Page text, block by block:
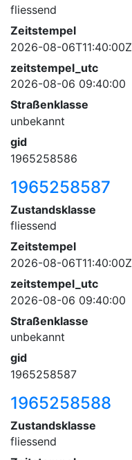
fliessend
Zeitstempel
2026-08-06T11:40:00Z
zeitstempel_utc
2026-08-06 09:40:00
Straßenklasse
unbekannt
gid
1965258586
1965258587
Zustandsklasse
fliessend
Zeitstempel
2026-08-06T11:40:00Z
zeitstempel_utc
2026-08-06 09:40:00
Straßenklasse
unbekannt
gid
1965258587
1965258588
Zustandsklasse
fliessend